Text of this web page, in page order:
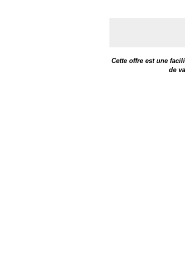
Cette offre est une
de